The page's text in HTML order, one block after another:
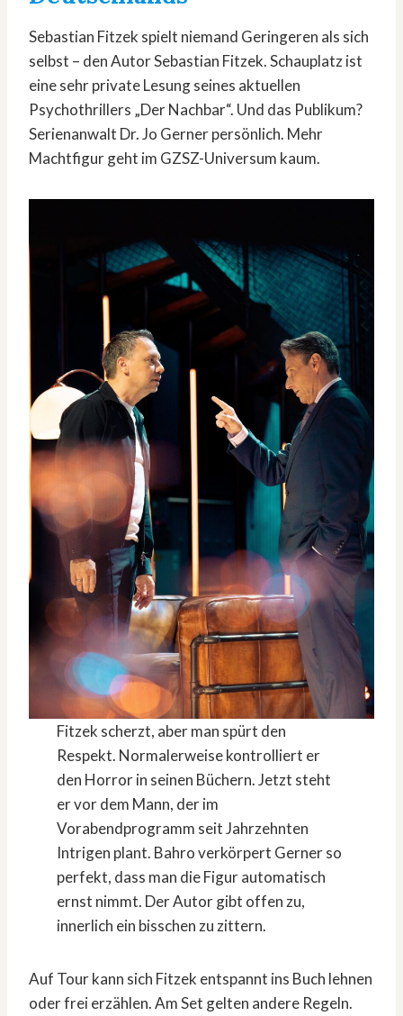
Sebastian Fitzek spielt niemand Geringeren als sich
selbst – den Autor Sebastian Fitzek. Schauplatz ist
eine sehr private Lesung seines aktuellen
Psychothrillers „Der Nachbar“. Und das Publikum?
Serienanwalt Dr. Jo Gerner persönlich. Mehr
Machtfigur geht im GZSZ-Universum kaum.
Fitzek scherzt, aber man spürt den
Respekt. Normalerweise kontrolliert er
den Horror in seinen Büchern. Jetzt steht
er vor dem Mann, der im
Vorabendprogramm seit Jahrzehnten
Intrigen plant. Bahro verkörpert Gerner so
perfekt, dass man die Figur automatisch
ernst nimmt. Der Autor gibt offen zu,
innerlich ein bisschen zu zittern.
Auf Tour kann sich Fitzek entspannt ins Buch lehnen
oder frei erzählen. Am Set gelten andere Regeln.